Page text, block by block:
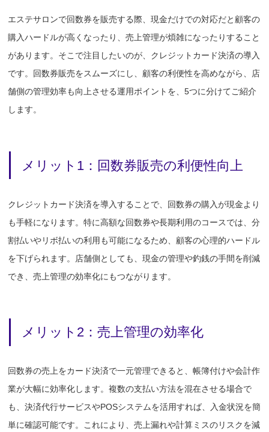
エステサロンで回数券を販売する際、現金だけでの対応だと顧客の
購入ハードルが高くなったり、売上管理が煩雑になったりすること
があります。そこで注目したいのが、クレジットカード決済の導入
です。回数券販売をスムーズにし、顧客の利便性を高めながら、店
舗側の管理効率も向上させる運用ポイントを、5つに分けてご紹介
します。
メリット1：回数券販売の利便性向上
クレジットカード決済を導入することで、回数券の購入が現金より
も手軽になります。特に高額な回数券や長期利用のコースでは、分
割払いやリボ払いの利用も可能になるため、顧客の心理的ハードル
を下げられます。店舗側としても、現金の管理や釣銭の手間を削減
でき、売上管理の効率化にもつながります。
メリット2：売上管理の効率化
回数券の売上をカード決済で一元管理できると、帳簿付けや会計作
業が大幅に効率化します。複数の支払い方法を混在させる場合で
も、決済代行サービスやPOSシステムを活用すれば、入金状況を簡
単に確認可能です。これにより、売上漏れや計算ミスのリスクを減